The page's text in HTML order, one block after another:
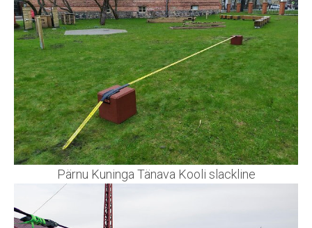
Pärnu Kuninga Tänava Kooli slackline